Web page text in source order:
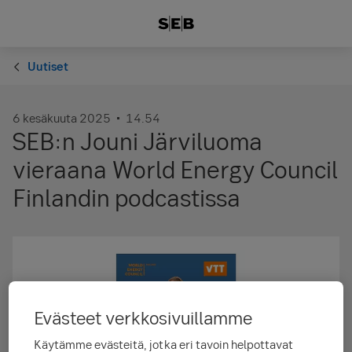
Uutiset
6 kesäkuuta 2025 14.54
SEB:n Jouni Järviluoma
vieraana World Energy Council
Finlandin podcastissa
Evästeet verkkosivuillamme
Käytämme evästeitä, jotka eri tavoin helpottavat